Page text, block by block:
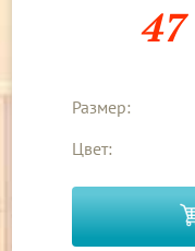
47
Размер:
Цвет: